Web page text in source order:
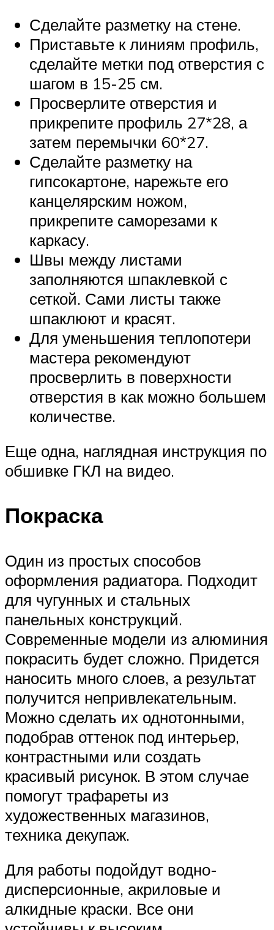
Сделайте разметку на стене.
Приставьте к линиям профиль,
сделайте метки под отверстия с
шагом в 15-25 см.
Просверлите отверстия и
прикрепите профиль 27*28, а
затем перемычки 60*27.
Сделайте разметку на
гипсокартоне, нарежьте его
канцелярским ножом,
прикрепите саморезами к
каркасу.
Швы между листами
заполняются шпаклевкой с
сеткой. Сами листы также
шпаклюют и красят.
Для уменьшения теплопотери
мастера рекомендуют
просверлить в поверхности
отверстия в как можно большем
количестве.
Еще одна, наглядная инструкция по
обшивке ГКЛ на видео.
Покраска
Один из простых способов
оформления радиатора. Подходит
для чугунных и стальных
панельных конструкций.
Современные модели из алюминия
покрасить будет сложно. Придется
наносить много слоев, а результат
получится непривлекательным.
Можно сделать их однотонными,
подобрав оттенок под интерьер,
контрастными или создать
красивый рисунок. В этом случае
помогут трафареты из
художественных магазинов,
техника декупаж.
Для работы подойдут водно-
дисперсионные, акриловые и
алкидные краски. Все они